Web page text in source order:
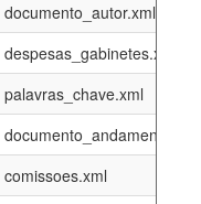
documento_autor.xml
despesas_gabinetes.xml
palavras_chave.xml
documento_andamento.xml
comissoes.xml
12-05-
06-08-